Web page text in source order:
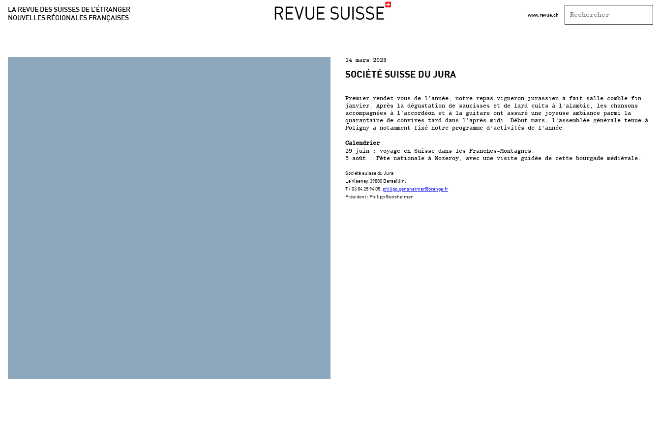
LA REVUE DES SUISSES DE L’ÉTRANGER
NOUVELLES RÉGIONALES FRANÇAISES
www.revue.ch
14 mars 2023
SOCIÉTÉ SUISSE DU JURA
Premier rendez-vous de l’année, notre repas vigneron jurassien a fait salle comble fin
janvier. Après la dégustation de saucisses et de lard cuits à l’alambic, les chansons
accompagnées à l’accordéon et à la guitare ont assuré une joyeuse ambiance parmi la
quarantaine de convives tard dans l’après-midi. Début mars, l’assemblée générale tenue à
Poligny a notamment fixé notre programme d’activités de l’année.
Calendrier
29 juin : voyage en Suisse dans les Franches-Montagnes.
5 août : Fête nationale à Nozeroy, avec une visite guidée de cette bourgade médiévale.
Société suisse du Jura
Le Viseney. 39800 Bersaillin.
T / 03 84 25 94 05. philipp.gensheimer@orange.fr
Président : Philipp Gensheimer